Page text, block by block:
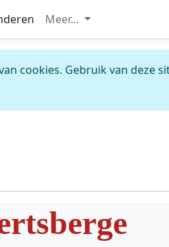
Meer...
cookies. Gebruik van deze